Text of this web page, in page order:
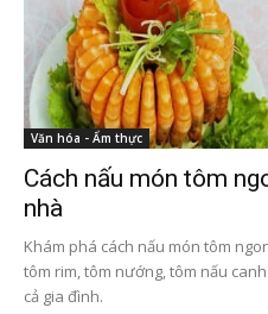
Văn hóa - Ẩm thực
Cách nấu món tôm
nhà
Khám phá cách nấu món tôm
tôm rim, tôm nướng, tôm nấu
cả gia đình.